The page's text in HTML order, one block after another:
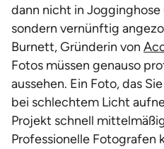
dann nicht in
sondern vernünftig
Burnett, Gründerin von
Fotos müssen genauso
aussehen. Ein Foto, das
bei schlechtem Licht
Projekt schnell
Professionelle Fotografen